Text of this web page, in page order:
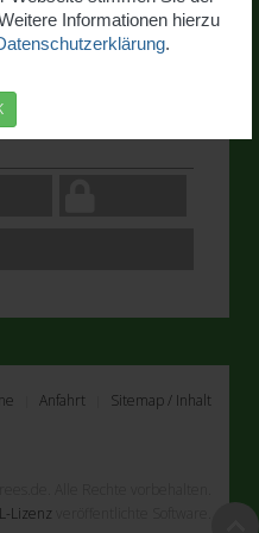
Informationen hierzu
.
Anfahrt
Sitemap / Inhalt
Lizenz